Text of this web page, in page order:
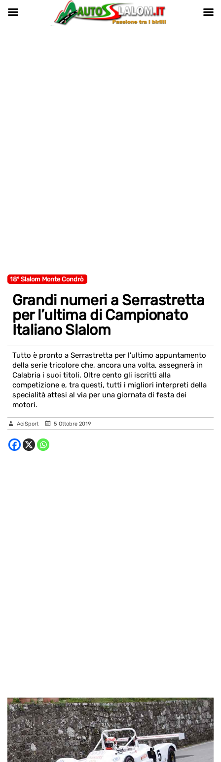
18° Slalom Monte Condrò
Grandi numeri a Serrastretta
per l’ultima di Campionato
Italiano Slalom
Tutto è pronto a Serrastretta per l'ultimo appuntamento
della serie tricolore che, ancora una volta, assegnerà in
Calabria i suoi titoli. Oltre cento gli iscritti alla
competizione e, tra questi, tutti i migliori interpreti della
specialità attesi al via per una giornata di festa dei
motori.
AciSport 5 Ottobre 2019